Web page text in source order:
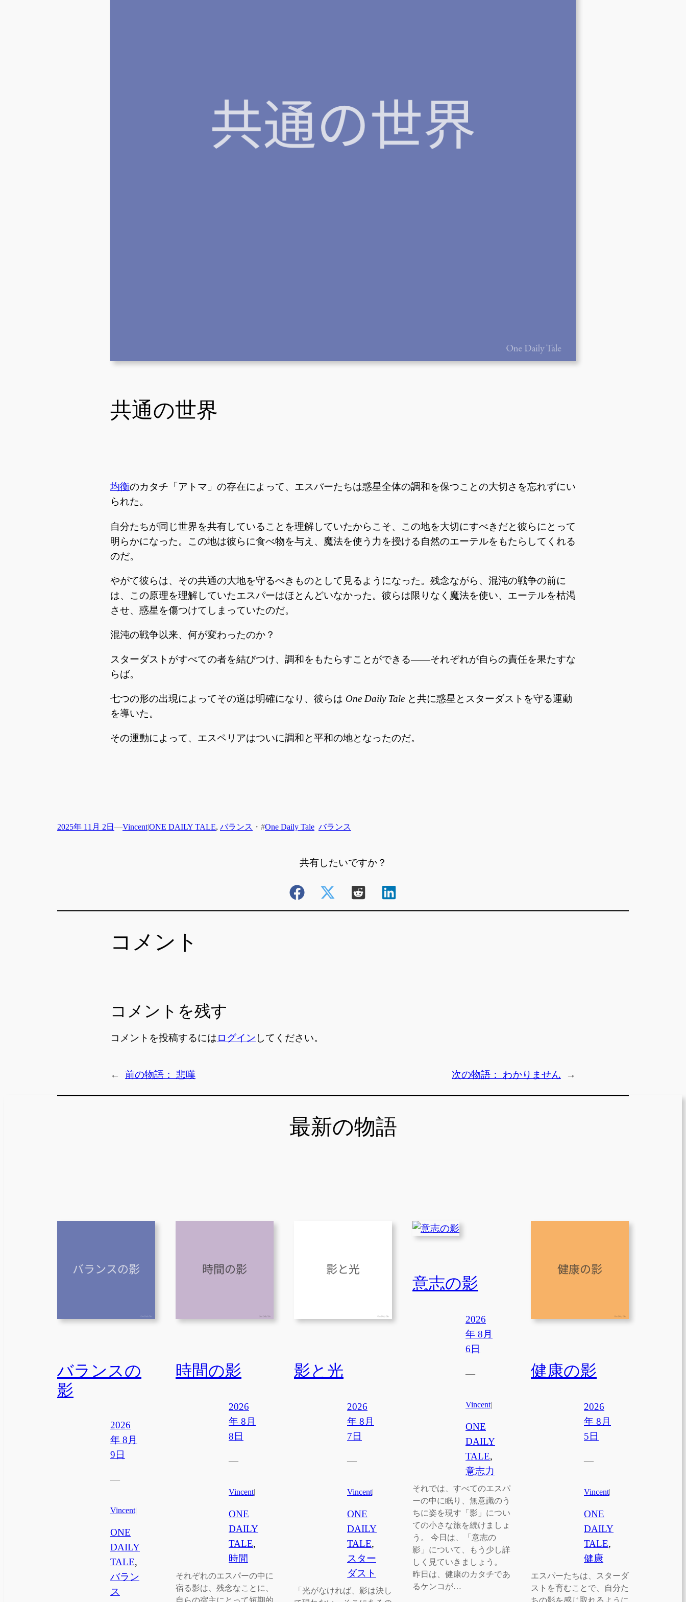
共通の世界
均衡のカタチ「アトマ」の存在によって、エスパーたちは惑星全体の調和を保つことの大切さを忘れずにい
られた。
自分たちが同じ世界を共有していることを理解していたからこそ、この地を大切にすべきだと彼らにとって
明らかになった。この地は彼らに食べ物を与え、魔法を使う力を授ける自然のエーテルをもたらしてくれる
のだ。
やがて彼らは、その共通の大地を守るべきものとして見るようになった。残念ながら、混沌の戦争の前に
は、この原理を理解していたエスパーはほとんどいなかった。彼らは限りなく魔法を使い、エーテルを枯渇
させ、惑星を傷つけてしまっていたのだ。
混沌の戦争以来、何が変わったのか？
スターダストがすべての者を結びつけ、調和をもたらすことができる――それぞれが自らの責任を果たすな
らば。
七つの形の出現によってその道は明確になり、彼らは One Daily Tale と共に惑星とスターダストを守る運動
を導いた。
その運動によって、エスペリアはついに調和と平和の地となったのだ。
2025年 11月 2日 —Vincent|ONE DAILY TALE, バランス ・ #One Daily Tale バランス
共有したいですか？
コメント
コメントを残す
コメントを投稿するにはログイン してください。
← 前の物語： 悲嘆 次の物語： わかりません →
最新の物語
バランスの
影
2026
年 8月
9日
—
Vincent|
ONE
DAILY
TALE
バラン
ス
時間の影
2026
年 8月
8日
—
Vincent|
ONE
DAILY
TALE
時間
それぞれのエスパーの中に
宿る影は、残念なことに、
自らの宿主にとって短期的
影と光
2026
年 8月
7日
—
Vincent|
ONE
DAILY
TALE
スター
ダスト
「光がなければ、影は決し
意志の影
2026
年 8月
6日
—
Vincent|
ONE
DAILY
TALE
意志力
それでは、すべてのエスパ
ーの中に眠り、無意識のう
ちに姿を現す「影」につい
ての小さな旅を続けましょ
う。 今日は、「意志の
影」について、もう少し詳
しく見ていきましょう。
昨日は、健康のカタチであ
るケンコが…
健康の影
2026
年 8月
5日
—
Vincent|
ONE
DAILY
TALE
健康
エスパーたちは、スターダ
ストを育むことで、自分た
ちの影を感じ取れるように